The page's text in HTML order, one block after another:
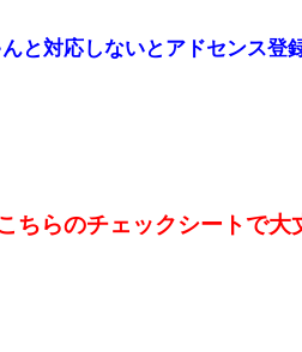
と対応しないとアドセンス登
ちらのチェックシートで大